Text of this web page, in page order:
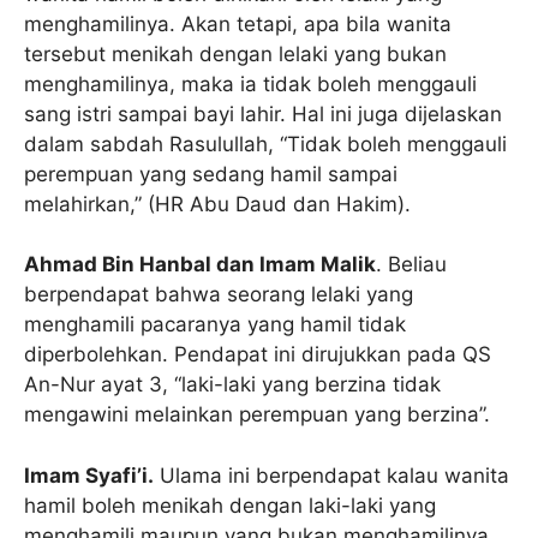
menghamilinya. Akan tetapi, apa bila wanita
tersebut menikah dengan lelaki yang bukan
menghamilinya, maka ia tidak boleh menggauli
sang istri sampai bayi lahir. Hal ini juga dijelaskan
dalam sabdah Rasulullah, “Tidak boleh menggauli
perempuan yang sedang hamil sampai
melahirkan,” (HR Abu Daud dan Hakim).
Ahmad Bin Hanbal dan Imam Malik. Beliau
berpendapat bahwa seorang lelaki yang
menghamili pacaranya yang hamil tidak
diperbolehkan. Pendapat ini dirujukkan pada QS
An-Nur ayat 3, “laki-laki yang berzina tidak
mengawini melainkan perempuan yang berzina”.
Imam Syafi’i. Ulama ini berpendapat kalau wanita
hamil boleh menikah dengan laki-laki yang